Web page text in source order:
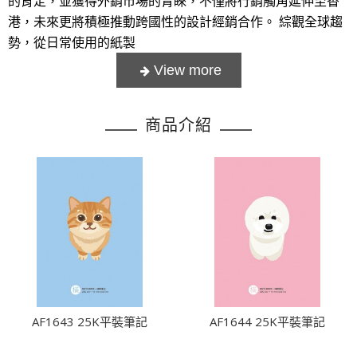
港，未來更將積極推動跨國性的設計經銷合作。 綜觀全球趨
勢，從日常使用的紙製
商品介紹
AF1643 25K平裝筆記 AF1644 25K平裝筆記